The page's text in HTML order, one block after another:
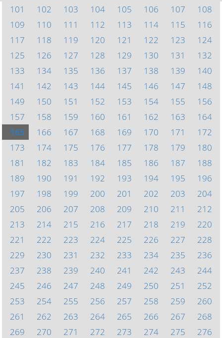
101
102 103 104 105 106 107
108
109
110 111 112 113 114 115
116
117
118 119 120 121 122 123
124
125
126 127 128 129 130 131
132
133
134 135 136 137 138 139
140
141
142 143 144 145 146 147
148
149
150 151 152 153 154 155
156
157
158 159 160 161 162 163
164
165
166 167 168 169 170 171
172
173
174 175 176 177 178 179
180
181
182 183 184 185 186 187
188
189
190 191 192 193 194 195
196
197
198 199 200 201 202 203
204
205
206 207 208 209 210 211
212
213
214 215 216 217 218 219
220
221
222 223 224 225 226 227
228
229
230 231 232 233 234 235
236
237
238 239 240 241 242 243
244
245
246 247 248 249 250 251
252
253
254 255 256 257 258 259
260
261
262 263 264 265 266 267
268
269
270 271 272 273 274 275
276